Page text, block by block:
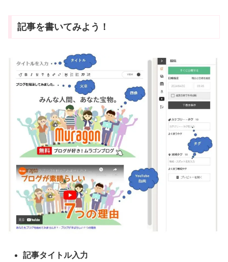
記事を書いてみよう！
記事タイトル入力